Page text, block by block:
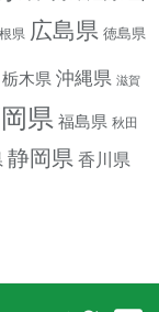
県 広島県 徳島県
栃木県 沖縄県 滋賀
県 福島県 秋田
静岡県 香川県